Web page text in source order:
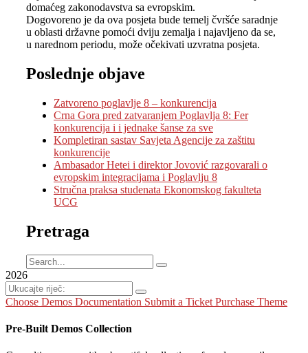
domaćeg zakonodavstva sa evropskim.
Dogovoreno je da ova posjeta bude temelj čvršće saradnje
u oblasti državne pomoći dviju zemalja i najavljeno da se,
u narednom periodu, može očekivati uzvratna posjeta.
Poslednje objave
Zatvoreno poglavlje 8 – konkurencija
Crna Gora pred zatvaranjem Poglavlja 8: Fer
konkurencija i i jednake šanse za sve
Kompletiran sastav Savjeta Agencije za zaštitu
konkurencije
Ambasador Hetei i direktor Jovović razgovarali o
evropskim integracijama i Poglavlju 8
Stručna praksa studenata Ekonomskog fakulteta
UCG
Pretraga
2026
Choose Demos Documentation Submit a Ticket Purchase Theme
Pre-Built Demos Collection